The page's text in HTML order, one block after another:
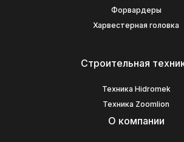
Форвардеры
Харвестерная головка
Строительная
Техника Hidromek
Техника Zoomlion
О компании